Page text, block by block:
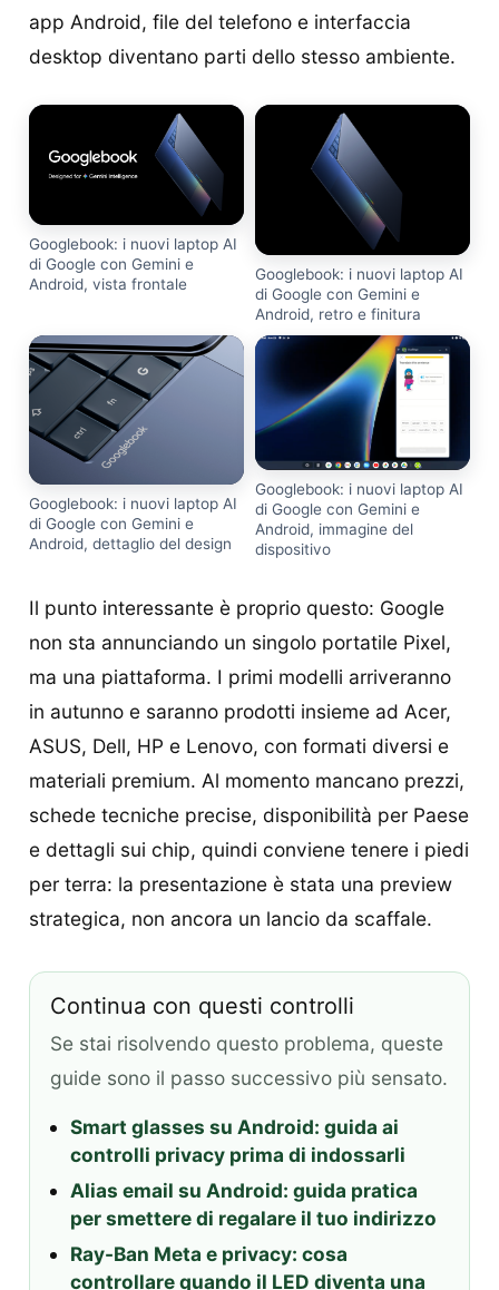
app Android, file del telefono e interfaccia
desktop diventano parti dello stesso ambiente.
Googlebook: i nuovi laptop AI
di Google con Gemini e
Android, vista frontale
Googlebook: i nuovi laptop AI
di Google con Gemini e
Android, retro e finitura
Googlebook: i nuovi laptop AI
di Google con Gemini e
Android, dettaglio del design
Googlebook: i nuovi laptop AI
di Google con Gemini e
Android, immagine del
dispositivo
Il punto interessante è proprio questo: Google
non sta annunciando un singolo portatile Pixel,
ma una piattaforma. I primi modelli arriveranno
in autunno e saranno prodotti insieme ad Acer,
ASUS, Dell, HP e Lenovo, con formati diversi e
materiali premium. Al momento mancano prezzi,
schede tecniche precise, disponibilità per Paese
e dettagli sui chip, quindi conviene tenere i piedi
per terra: la presentazione è stata una preview
strategica, non ancora un lancio da scaffale.
Continua con questi controlli
Se stai risolvendo questo problema, queste
guide sono il passo successivo più sensato.
Smart glasses su Android: guida ai
controlli privacy prima di indossarli
Alias email su Android: guida pratica
per smettere di regalare il tuo indirizzo
Ray-Ban Meta e privacy: cosa
controllare quando il LED diventa una